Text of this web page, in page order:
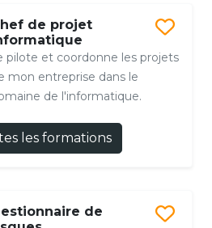
de projet
pilote et coordonne les projets
mon entreprise dans le
de l'informatique.
les formations
de